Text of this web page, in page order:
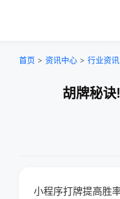
首页 > 资讯中心 > 行业资讯
胡牌秘
小程序打牌提高胜